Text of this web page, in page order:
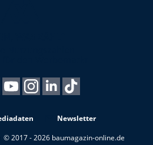
Newsletter
© 2017 - 2026 baumagazin-online.de